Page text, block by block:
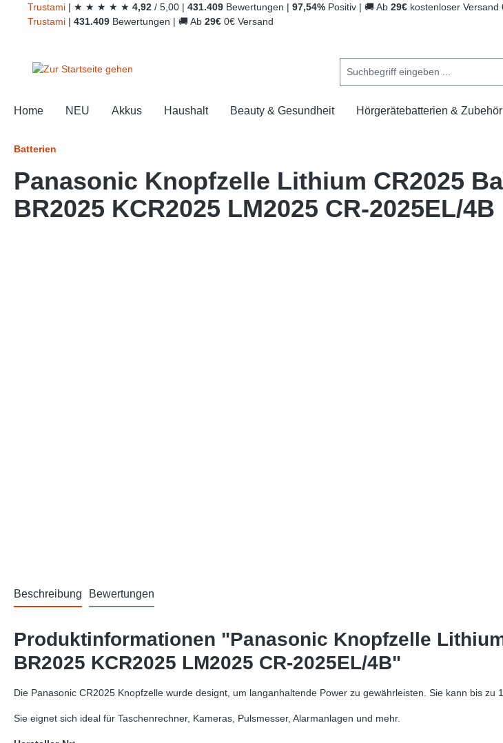
Zur Hauptnavigation springen
Trustami | ★ ★ ★ ★ ★ 4,92 / 5,00 | 431.409 Bewertungen | 97,54% Positiv | 🚚 Ab 29€ kostenloser Versand
Trustami | 431.409 Bewertungen | 🚚 Ab 29€ 0€ Versand
Home NEU Akkus Haushalt Beauty & Gesundheit Hörgerätebatterien & Zubehör
Batterien
Panasonic Knopfzelle Lithium CR2025
BR2025 KCR2025 LM2025 CR-2025EL/4B
Beschreibung Bewertungen
Produktinformationen "Panasonic Knopfzelle
BR2025 KCR2025 LM2025 CR-2025EL/4B"
Die Panasonic CR2025 Knopfzelle wurde designt, um langanhaltende Power zu gewährleisten. Sie kann bis
Sie eignet sich ideal für Taschenrechner, Kameras, Pulsmesser, Alarmanlagen und mehr.